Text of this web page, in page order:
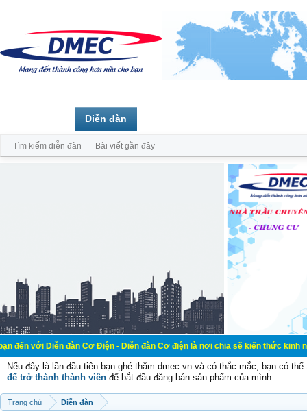
đàn Cơ Điện - Diễn đàn Cơ điện là nơi chia sẽ kiến thức kinh nghiệm
Nếu đây là lần đầu tiên bạn ghé thăm dmec.vn và có thắc mắc, bạn có
để trở thành thành viên để bắt đầu đăng bán sản phẩm của mình.
Trang chủ Diễn đàn
Diễn đàn
Tìm kiếm diễn đàn Bài viết gần đây